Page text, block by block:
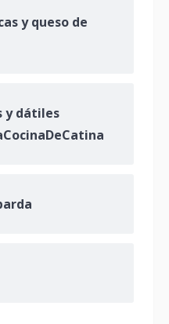
y queso de
y dátiles